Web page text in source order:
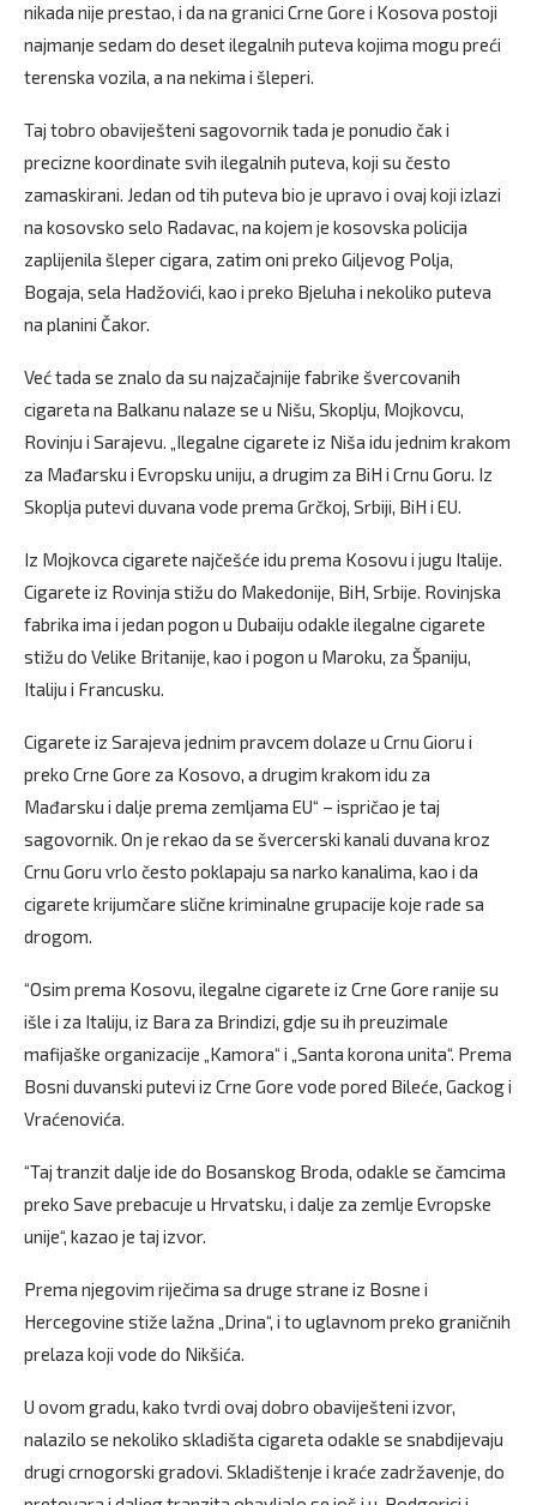
nikada nije prestao, i da na granici Crne Gore i Kosova postoji
najmanje sedam do deset ilegalnih puteva kojima mogu preći
terenska vozila, a na nekima i šleperi.
Taj tobro obaviješteni sagovornik tada je ponudio čak i
precizne koordinate svih ilegalnih puteva, koji su često
zamaskirani. Jedan od tih puteva bio je upravo i ovaj koji izlazi
na kosovsko selo Radavac, na kojem je kosovska policija
zaplijenila šleper cigara, zatim oni preko Giljevog Polja,
Bogaja, sela Hadžovići, kao i preko Bjeluha i nekoliko puteva
na planini Čakor.
Već tada se znalo da su najzačajnije fabrike švercovanih
cigareta na Balkanu nalaze se u Nišu, Skoplju, Mojkovcu,
Rovinju i Sarajevu. „Ilegalne cigarete iz Niša idu jednim krakom
za Mađarsku i Evropsku uniju, a drugim za BiH i Crnu Goru. Iz
Skoplja putevi duvana vode prema Grčkoj, Srbiji, BiH i EU.
Iz Mojkovca cigarete najčešće idu prema Kosovu i jugu Italije.
Cigarete iz Rovinja stižu do Makedonije, BiH, Srbije. Rovinjska
fabrika ima i jedan pogon u Dubaiju odakle ilegalne cigarete
stižu do Velike Britanije, kao i pogon u Maroku, za Španiju,
Italiju i Francusku.
Cigarete iz Sarajeva jednim pravcem dolaze u Crnu Gioru i
preko Crne Gore za Kosovo, a drugim krakom idu za
Mađarsku i dalje prema zemljama EU“ – ispričao je taj
sagovornik. On je rekao da se švercerski kanali duvana kroz
Crnu Goru vrlo često poklapaju sa narko kanalima, kao i da
cigarete krijumčare slične kriminalne grupacije koje rade sa
drogom.
“Osim prema Kosovu, ilegalne cigarete iz Crne Gore ranije su
išle i za Italiju, iz Bara za Brindizi, gdje su ih preuzimale
mafijaške organizacije „Kamora“ i „Santa korona unita“. Prema
Bosni duvanski putevi iz Crne Gore vode pored Bileće, Gackog i
Vraćenovića.
“Taj tranzit dalje ide do Bosanskog Broda, odakle se čamcima
preko Save prebacuje u Hrvatsku, i dalje za zemlje Evropske
unije“, kazao je taj izvor.
Prema njegovim riječima sa druge strane iz Bosne i
Hercegovine stiže lažna „Drina“, i to uglavnom preko graničnih
prelaza koji vode do Nikšića.
U ovom gradu, kako tvrdi ovaj dobro obaviješteni izvor,
nalazilo se nekoliko skladišta cigareta odakle se snabdijevaju
drugi crnogorski gradovi. Skladištenje i kraće zadržavenje, do